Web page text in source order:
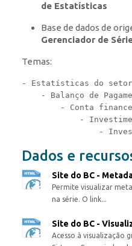
de Estatísticas
Base de dados de
Gerenciador de
Temas:
- Estatísticas do
- Balanço de
- Conta
-
Dados e
Site do BC -
Permite visualizar
na série. O link...
Site do BC -
Acesso à visualização